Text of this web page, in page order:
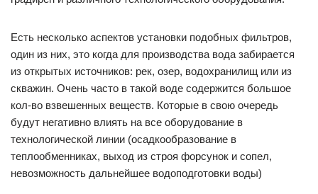
Есть несколько аспектов установки подобных фильтров,
один из них, это когда для производства вода забирается
из открытых источников: рек, озер, водохранилищ или из
скважин. Очень часто в такой воде содержится большое
кол-во взвешенных веществ. Которые в свою очередь
будут негативно влиять на все оборудование в
технологической линии (осадкообразование в
теплообменниках, выход из строя форсунок и сопел,
невозможность дальнейшее водоподготовки воды)